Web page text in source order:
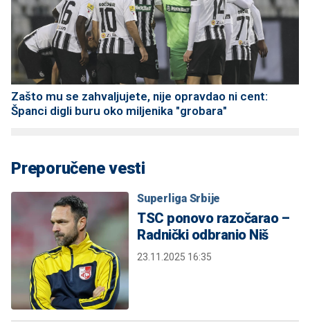
Zašto mu se zahvaljujete, nije opravdao ni cent:
Španci digli buru oko miljenika "grobara"
Preporučene vesti
Superliga Srbije
TSC ponovo razočarao –
Radnički odbranio Niš
23.11.2025 16:35